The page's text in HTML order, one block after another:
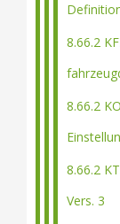
8.66.2
8.66.2
8.66.2
Vers. 3